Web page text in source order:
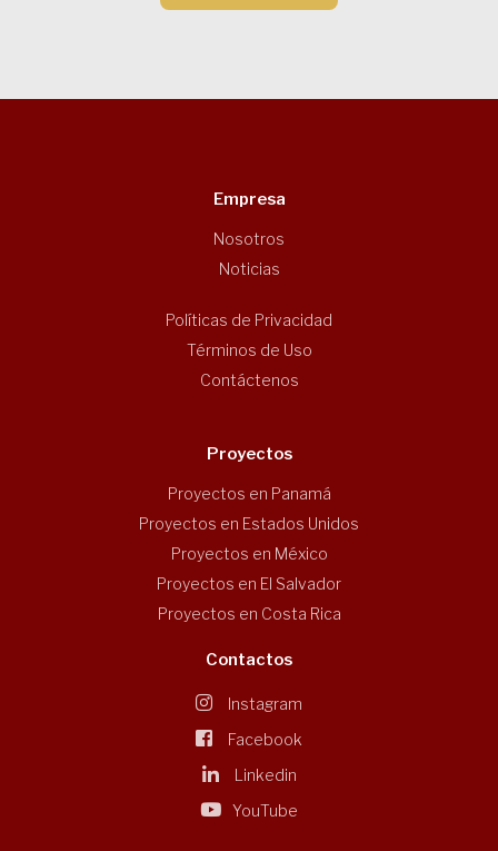
Empresa
Nosotros
Noticias
Políticas de Privacidad
Términos de Uso
Contáctenos
Proyectos
Proyectos en Panamá
Proyectos en Estados Unidos
Proyectos en México
Proyectos en El Salvador
Proyectos en Costa Rica
Contactos
Instagram
Facebook
Linkedin
YouTube